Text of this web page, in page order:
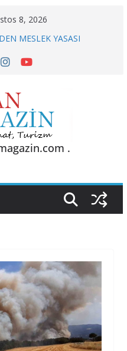
8, 2026
MESLEK YASASI
DEĞİL HİZMETLE
.